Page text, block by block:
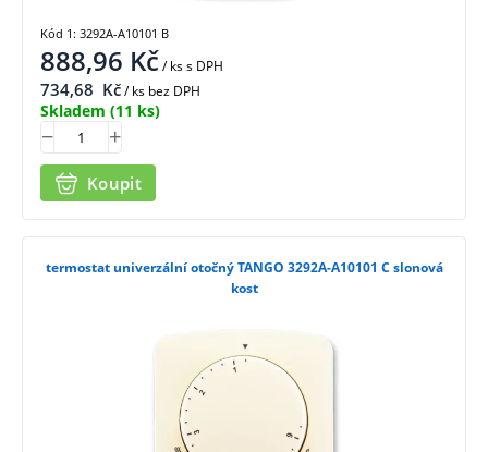
888,96 Kč/ kss DPH
734,68 Kč/ ks bez DPH
Skladem (11 ks)
Koupit
Kód 1: 3292A-A10101 B
termostat univerzální otočný TANGO 3292A-A10101 C slonová
kost